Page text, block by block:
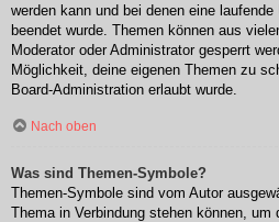
werden kann und bei denen eine laufende
beendet wurde. Themen können aus
Moderator oder Administrator gesperrt
Möglichkeit, deine eigenen Themen zu
Board-Administration erlaubt wurde.
Nach oben
Was sind Themen-Symbole?
Themen-Symbole sind vom Autor
Thema in Verbindung stehen können,